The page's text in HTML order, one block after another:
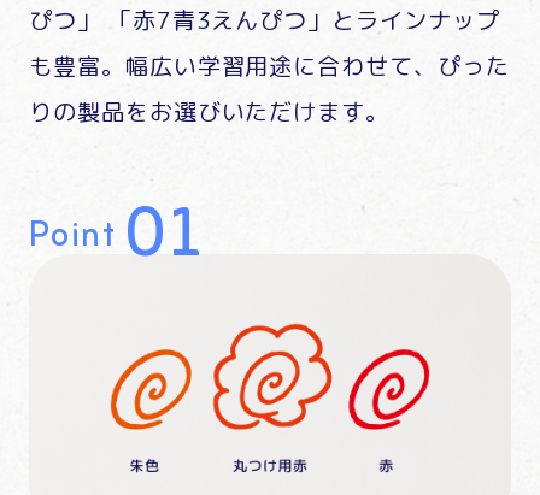
ぴつ」 「赤7青3えんぴつ」とラインナップ
も豊富。幅広い学習用途に合わせて、ぴった
りの製品をお選びいただけます。
Point